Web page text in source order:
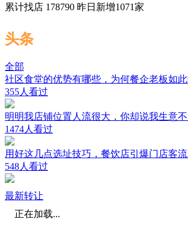
累计找店 178790 昨日新增1071家
头条
全部
社区食堂的优势有哪些，为何餐企老板如此
355人看过
明明我店铺位置人流很大，你却说我生意
1474人看过
用好这几点选址技巧，餐饮店引爆门店客流
548人看过
最新转让
正在加载...